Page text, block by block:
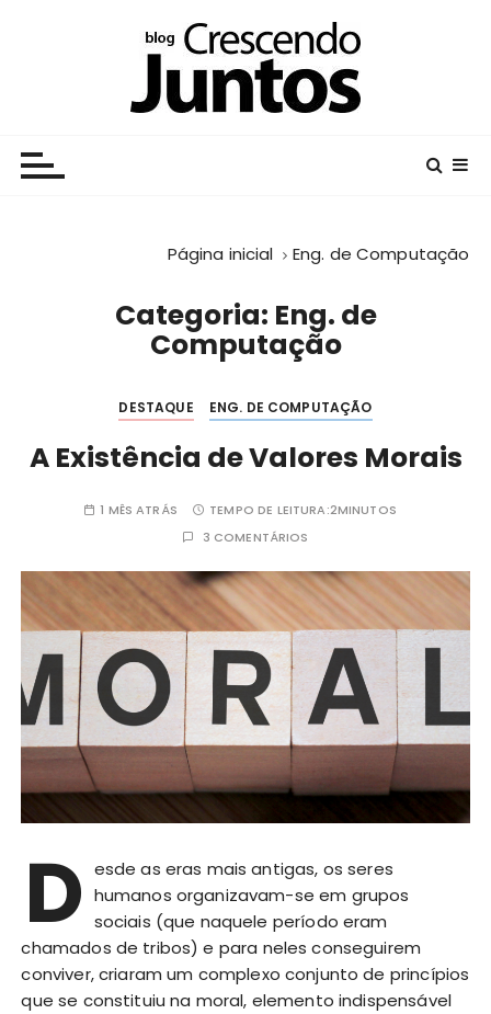
Página inicial Eng. de Computação
Categoria: Eng. de
Computação
DESTAQUE ENG. DE COMPUTAÇÃO
A Existência de Valores Morais
1 MÊS ATRÁS TEMPO DE LEITURA:2MINUTOS
3 COMENTÁRIOS
D esde as eras mais antigas, os seres
humanos organizavam-se em grupos
sociais (que naquele período eram
chamados de tribos) e para neles conseguirem
conviver, criaram um complexo conjunto de princípios
que se constituiu na moral, elemento indispensável